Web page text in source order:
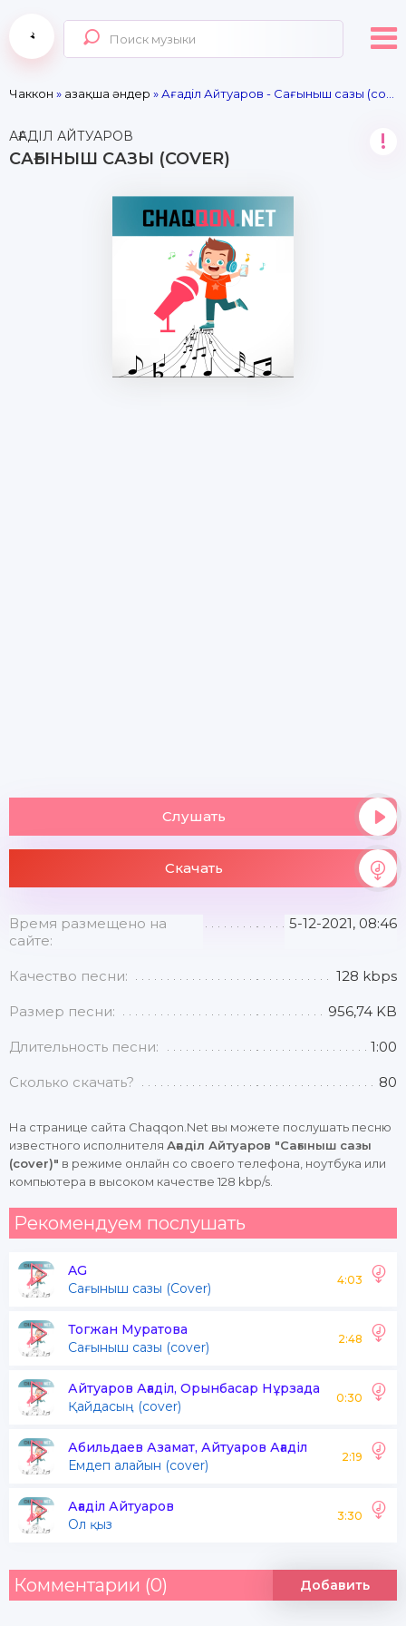
Чаккон » Қазақша әндер » Ағаділ Айтуаров - Сағыныш сазы (cover)
АҒАДІЛ АЙТУАРОВ
САҒЫНЫШ САЗЫ (COVER)
!
Слушать
Скачать
Время размещено на
сайте:
5-12-2021, 08:46
Качество песни: 128 kbps
Размер песни: 956,74 KB
Длительность песни: 1:00
Сколько скачать? 80
На странице сайта Chaqqon.Net вы можете послушать песню
известного исполнителя Ағаділ Айтуаров "Сағыныш сазы
(cover)" в режиме онлайн со своего телефона, ноутбука или
компьютера в высоком качестве 128 kbp/s.
Рекомендуем послушать
AG
Сағыныш сазы (Cover)
4:03
Тогжан Муратова
Сағыныш сазы (cover)
2:48
Айтуаров Ағаділ, Орынбасар Нұрзада
Қайдасың (cover)
0:30
Абильдаев Азамат, Айтуаров Ағаділ
Емдеп алайын (cover)
2:19
Ағаділ Айтуаров
Ол қыз
3:30
Комментарии (0) Добавить